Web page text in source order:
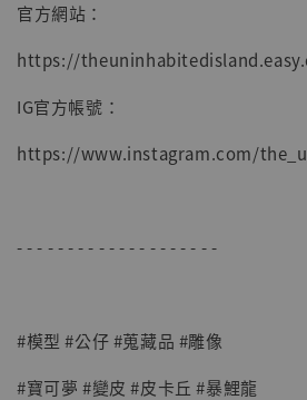
官方網站：
https://
IG官方帳號：
https://www.instagram.com/
- - - - - - - - - - - - - - - - - - - -
#模型 #公仔 #蒐藏品 #雕像
#寶可夢 #變皮 #皮卡丘 #暴鯉龍